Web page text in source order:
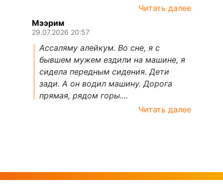
Читать далее
Мээрим
29.07.2026 20:57
Ассаляму алейкум. Во сне, я с
бывшем мужем ездили на машине, я
сидела передным сидения. Дети
зади. А он водил машину. Дорога
прямая, рядом горы....
Читать далее